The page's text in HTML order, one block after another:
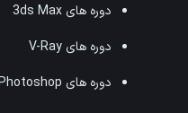
دوره های 3ds Max
دوره های V-Ray
دوره های Photoshop